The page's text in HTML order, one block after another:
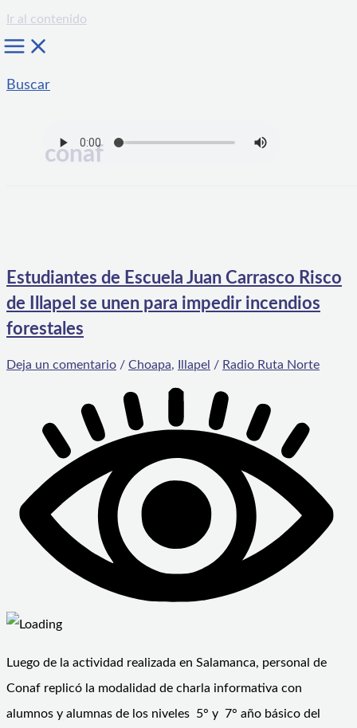
Ir al contenido
Buscar
conaf
Estudiantes de Escuela Juan Carrasco Risco
de Illapel se unen para impedir incendios
forestales
Deja un comentario / Choapa, Illapel / Radio Ruta Norte
Luego de la actividad realizada en Salamanca, personal de
Conaf replicó la modalidad de charla informativa con
alumnos y alumnas de los niveles 5° y 7° año básico del